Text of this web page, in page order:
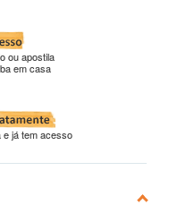
ou apostila
em casa
e já tem acesso